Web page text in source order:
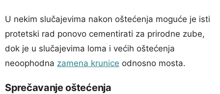
U nekim slučajevima nakon oštećenja moguće je isti
protetski rad ponovo cementirati za prirodne zube,
dok je u slučajevima loma i većih oštećenja
neoophodna zamena krunice odnosno mosta.
Sprečavanje oštećenja